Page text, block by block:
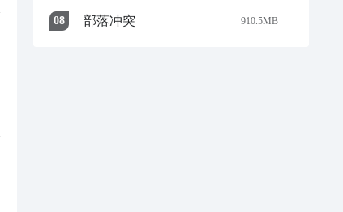
08 部落冲突 910.5MB